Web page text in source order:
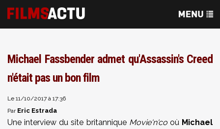
Michael Fassbender admet qu'Assassin's Creed
n'était pas un bon film
Le 11/10/2017 à 17:36
Par Eric Estrada
Une interview du site britannique Movie'n'cooù Michael